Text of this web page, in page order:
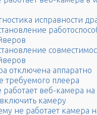
исправности
отключена аппаратно
требуемого плеера
веб-камера на
камеру
не работает камера